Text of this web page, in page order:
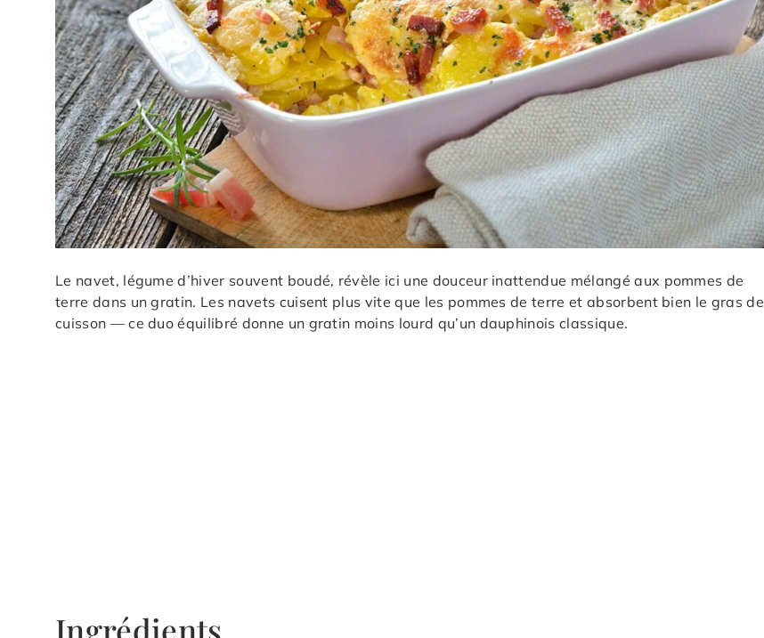
Le navet, légume d’hiver souvent boudé, révèle ici une douceur inattendue mélangé aux pommes de
terre dans un gratin. Les navets cuisent plus vite que les pommes de terre et absorbent bien le gras de
cuisson — ce duo équilibré donne un gratin moins lourd qu’un dauphinois classique.
Ingrédients